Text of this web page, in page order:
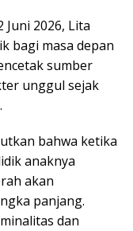
Juni 2026, Lita
bagi masa depan
sumber
unggul sejak
bahwa ketika
anaknya
akan
panjang.
dan